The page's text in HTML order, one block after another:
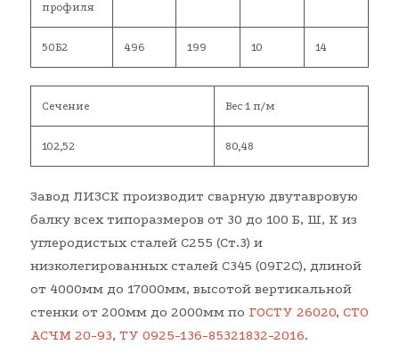
профиля
50Б2 496 199 10 14
Сечение Вес 1 п/м
102,52 80,48
Завод ЛИЗСК производит сварную двутавровую
балку всех типоразмеров от 30 до 100 Б, Ш, К из
углеродистых сталей С255 (Ст.3) и
низколегированных сталей С345 (09Г2С), длиной
от 4000мм до 17000мм, высотой вертикальной
стенки от 200мм до 2000мм по ГОСТУ 26020, СТО
АСЧМ 20-93, ТУ 0925-136-85321832-2016.